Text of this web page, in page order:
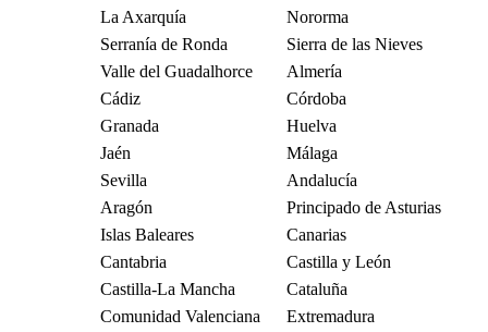
La Axarquía
Nororma
Serranía de Ronda
Sierra de las Nieves
Valle del Guadalhorce
Almería
Cádiz
Córdoba
Granada
Huelva
Jaén
Málaga
Sevilla
Andalucía
Aragón
Principado de Asturias
Islas Baleares
Canarias
Cantabria
Castilla y León
Castilla-La Mancha
Cataluña
Comunidad Valenciana
Extremadura